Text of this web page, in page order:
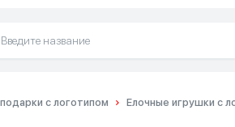
с логотипом Елочные игрушки с